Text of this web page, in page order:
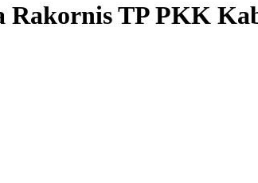
TP PKK